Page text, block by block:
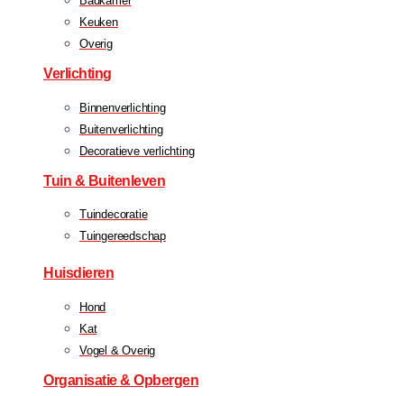
Keuken
Overig
Verlichting
Binnenverlichting
Buitenverlichting
Decoratieve verlichting
Tuin & Buitenleven
Tuindecoratie
Tuingereedschap
Huisdieren
Hond
Kat
Vogel & Overig
Organisatie & Opbergen